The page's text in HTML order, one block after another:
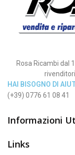
Rosa Ricambi dal
HAI BISOGNO DI
(+39) 0776 61 08 41
Informazioni
Links